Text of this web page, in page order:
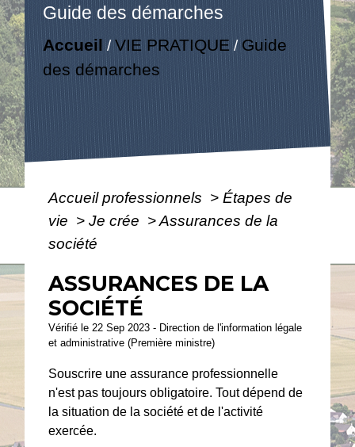
Guide des démarches
Accueil /VIE PRATIQUE / Guide
des démarches
Accueil professionnels > Étapes de
vie > Je crée >Assurances de la
société
ASSURANCES DE LA
SOCIÉTÉ
Vérifié le 22 Sep 2023 - Direction de l'information légale
et administrative (Première ministre)
Souscrire une assurance professionnelle
n'est pas toujours obligatoire. Tout dépend de
la situation de la société et de l'activité
exercée.